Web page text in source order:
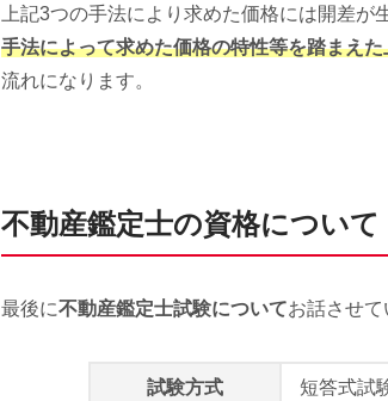
上記3つの手法により求めた価格には開差が
手法によって求めた価格の特性等を踏まえ
流れになります。
不動産鑑定士の資格について
最後に不動産鑑定士試験についてお話させて
試験方式 短答式試